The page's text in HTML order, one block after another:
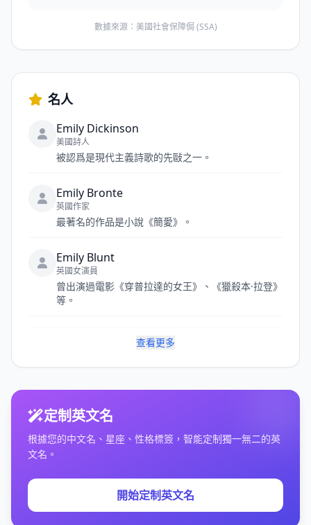
數據來源：美國社會保障侷 (SSA)
名人
Emily Dickinson
美國詩人
被認爲是現代主義詩歌的先敺之一。
Emily Bronte
英國作家
最著名的作品是小說《簡愛》。
Emily Blunt
英國女演員
曾出演過電影《穿普拉達的女王》、《獵殺本·拉登》
等。
查看更多
定制英文名
根據您的中文名、星座、性格標簽，智能定制獨一無二的英
文名。
開始定制英文名